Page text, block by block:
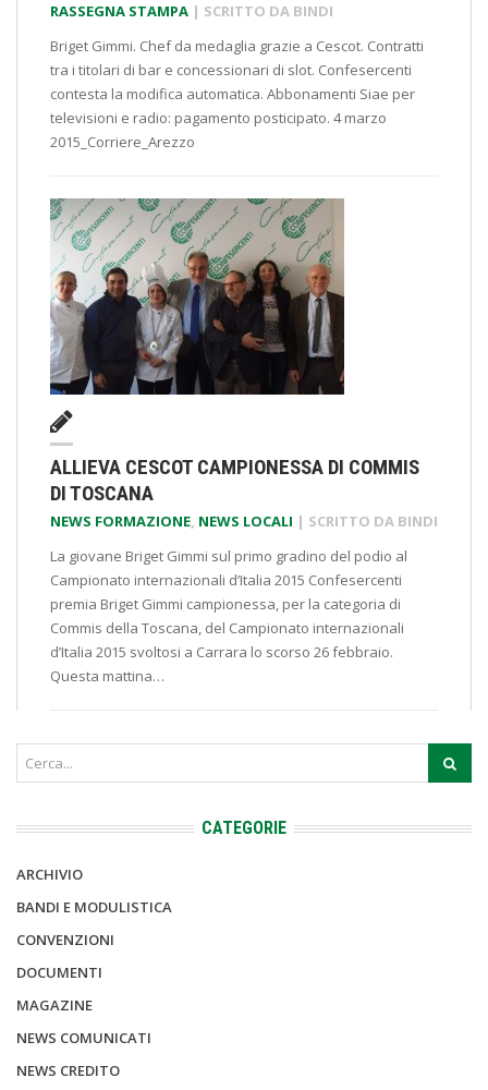
RASSEGNA STAMPA | SCRITTO DA BINDI
Briget Gimmi. Chef da medaglia grazie a Cescot. Contratti
tra i titolari di bar e concessionari di slot. Confesercenti
contesta la modifica automatica. Abbonamenti Siae per
televisioni e radio: pagamento posticipato. 4 marzo
2015_Corriere_Arezzo
ALLIEVA CESCOT CAMPIONESSA DI COMMIS
DI TOSCANA
NEWS FORMAZIONE, NEWS LOCALI | SCRITTO DA BINDI
La giovane Briget Gimmi sul primo gradino del podio al
Campionato internazionali d’Italia 2015 Confesercenti
premia Briget Gimmi campionessa, per la categoria di
Commis della Toscana, del Campionato internazionali
d’Italia 2015 svoltosi a Carrara lo scorso 26 febbraio.
Questa mattina…
CATEGORIE
ARCHIVIO
BANDI E MODULISTICA
CONVENZIONI
DOCUMENTI
MAGAZINE
NEWS COMUNICATI
NEWS CREDITO